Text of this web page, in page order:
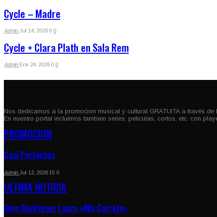
Cycle – Madre
AdminJul 14, 2026 0 0
Cycle + Clara Plath en Sala Rem
Admin Ene 24, 2026 0 0
Nos dedicamos a la promocion musical y cultural GRATUITA a través de
En nuestro portal incluimos tambien series, peliculas, cortos, etc. con
PROMOCION
Casi Perfectos
AdminJul 12, 2026 15 0
ULTIMA NOTICIA
Gino Rodríguez Lanza «Mix Carrete»